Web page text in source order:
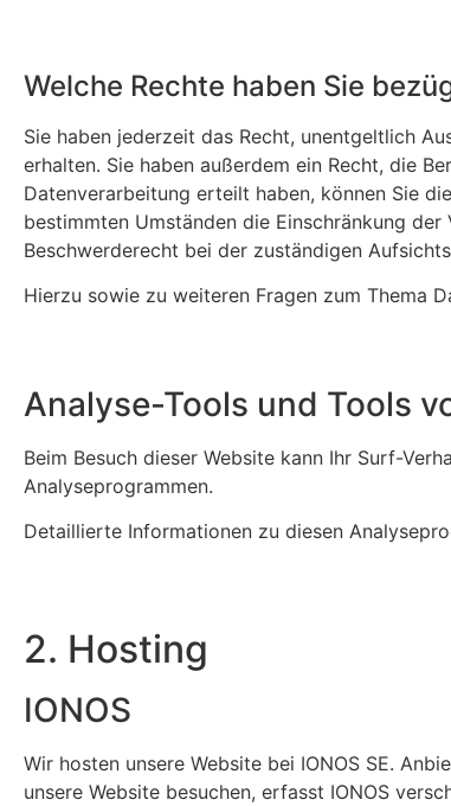
Welche Rechte haben Sie
Sie haben jederzeit das Recht, unentgeltlich
erhalten. Sie haben außerdem ein Recht, die
Datenverarbeitung erteilt haben, können Sie
bestimmten Umständen die Einschränkung
Beschwerderecht bei der zuständigen
Hierzu sowie zu weiteren Fragen zum Thema
Analyse-Tools und Tools
Beim Besuch dieser Website kann Ihr Surf-
Analyseprogrammen.
Detaillierte Informationen zu diesen
2. Hosting
IONOS
Wir hosten unsere Website bei IONOS SE.
unsere Website besuchen, erfasst IONOS